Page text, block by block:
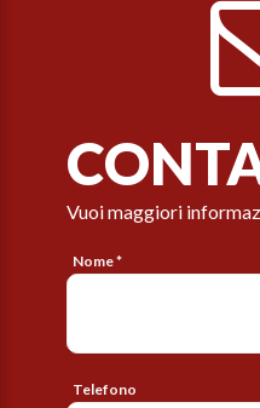
Vuoi maggiori
Nome *
Telefono